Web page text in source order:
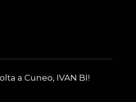
a Cuneo, IVAN BI!